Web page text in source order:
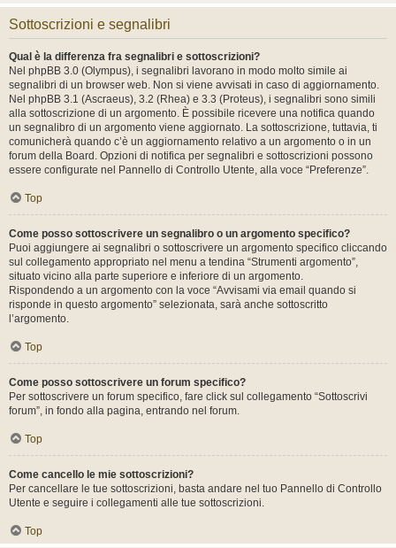
Sottoscrizioni e segnalibri
Qual è la differenza fra segnalibri e sottoscrizioni?
Nel phpBB 3.0 (Olympus), i segnalibri lavorano in modo molto simile ai
segnalibri di un browser web. Non si viene avvisati in caso di aggiornamento.
Nel phpBB 3.1 (Ascraeus), 3.2 (Rhea) e 3.3 (Proteus), i segnalibri sono simili
alla sottoscrizione di un argomento. È possibile ricevere una notifica quando
un segnalibro di un argomento viene aggiornato. La sottoscrizione, tuttavia, ti
comunicherà quando c’è un aggiornamento relativo a un argomento o in un
forum della Board. Opzioni di notifica per segnalibri e sottoscrizioni possono
essere configurate nel Pannello di Controllo Utente, alla voce “Preferenze”.
Top
Come posso sottoscrivere un segnalibro o un argomento specifico?
Puoi aggiungere ai segnalibri o sottoscrivere un argomento specifico cliccando
sul collegamento appropriato nel menu a tendina “Strumenti argomento”,
situato vicino alla parte superiore e inferiore di un argomento.
Rispondendo a un argomento con la voce “Avvisami via email quando si
risponde in questo argomento” selezionata, sarà anche sottoscritto
l’argomento.
Top
Come posso sottoscrivere un forum specifico?
Per sottoscrivere un forum specifico, fare click sul collegamento “Sottoscrivi
forum”, in fondo alla pagina, entrando nel forum.
Top
Come cancello le mie sottoscrizioni?
Per cancellare le tue sottoscrizioni, basta andare nel tuo Pannello di Controllo
Utente e seguire i collegamenti alle tue sottoscrizioni.
Top